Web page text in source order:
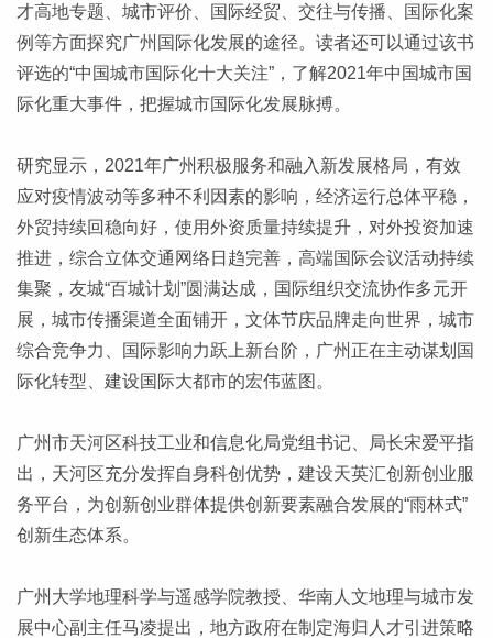
才高地专题、城市评价、国际经贸、交往与传播、国际化案
例等方面探究广州国际化发展的途径。读者还可以通过该书
评选的“中国城市国际化十大关注”，了解2021年中国城市国
际化重大事件，把握城市国际化发展脉搏。
研究显示，2021年广州积极服务和融入新发展格局，有效
应对疫情波动等多种不利因素的影响，经济运行总体平稳，
外贸持续回稳向好，使用外资质量持续提升，对外投资加速
推进，综合立体交通网络日趋完善，高端国际会议活动持续
集聚，友城“百城计划”圆满达成，国际组织交流协作多元开
展，城市传播渠道全面铺开，文体节庆品牌走向世界，城市
综合竞争力、国际影响力跃上新台阶，广州正在主动谋划国
际化转型、建设国际大都市的宏伟蓝图。
广州市天河区科技工业和信息化局党组书记、局长宋爱平指
出，天河区充分发挥自身科创优势，建设天英汇创新创业服
务平台，为创新创业群体提供创新要素融合发展的“雨林式”
创新生态体系。
广州大学地理科学与遥感学院教授、华南人文地理与城市发
展中心副主任马凌提出，地方政府在制定海归人才引进策略